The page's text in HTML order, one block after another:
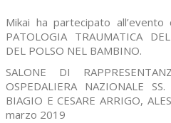
Mikai ha partecipato
PATOLOGIA TRAUMATICA
DEL POLSO NEL BAMBINO.
SALONE DI
OSPEDALIERA NAZIONALE
BIAGIO E CESARE ARRIGO,
marzo 2019